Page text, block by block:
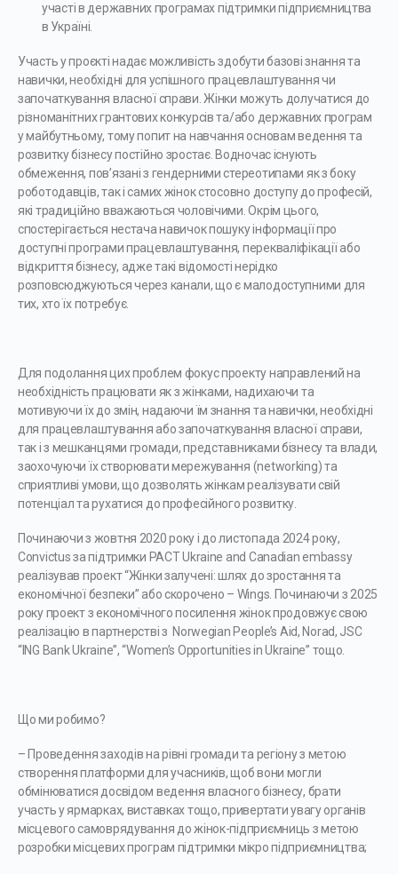
участі в державних програмах підтримки підприємництва
в Україні.
Участь у проєкті надає можливість здобути базові знання та
навички, необхідні для успішного працевлаштування чи
започаткування власної справи. Жінки можуть долучатися до
різноманітних грантових конкурсів та/або державних програм
у майбутньому, тому попит на навчання основам ведення та
розвитку бізнесу постійно зростає. Водночас існують
обмеження, пов’язані з гендерними стереотипами як з боку
роботодавців, так і самих жінок стосовно доступу до професій,
які традиційно вважаються чоловічими. Окрім цього,
спостерігається нестача навичок пошуку інформації про
доступні програми працевлаштування, перекваліфікації або
відкриття бізнесу, адже такі відомості нерідко
розповсюджуються через канали, що є малодоступними для
тих, хто їх потребує.
Для подолання цих проблем фокус проекту направлений на
необхідність працювати як з жінками, надихаючи та
мотивуючи їх до змін, надаючи їм знання та навички, необхідні
для працевлаштування або започаткування власної справи,
так і з мешканцями громади, представниками бізнесу та влади,
заохочуючи їх створювати мережування (networking) та
сприятливі умови, що дозволять жінкам реалізувати свій
потенціал та рухатися до професійного розвитку.
Починаючи з жовтня 2020 року і до листопада 2024 року,
Convictus за підтримки PACT Ukraine and Canadian embassy
реалізував проект “Жінки залучені: шлях до зростання та
економічної безпеки” або скорочено – Wings. Починаючи з 2025
року проект з економічного посилення жінок продовжує свою
реалізацію в партнерстві з Norwegian People’s Aid, Norad, JSC
“ING Bank Ukraine”, “Women’s Opportunities in Ukraine” тощо.
Що ми робимо?
– Проведення заходів на рівні громади та регіону з метою
створення платформи для учасників, щоб вони могли
обмінюватися досвідом ведення власного бізнесу, брати
участь у ярмарках, виставках тощо, привертати увагу органів
місцевого самоврядування до жінок-підприємниць з метою
розробки місцевих програм підтримки мікро підприємництва;